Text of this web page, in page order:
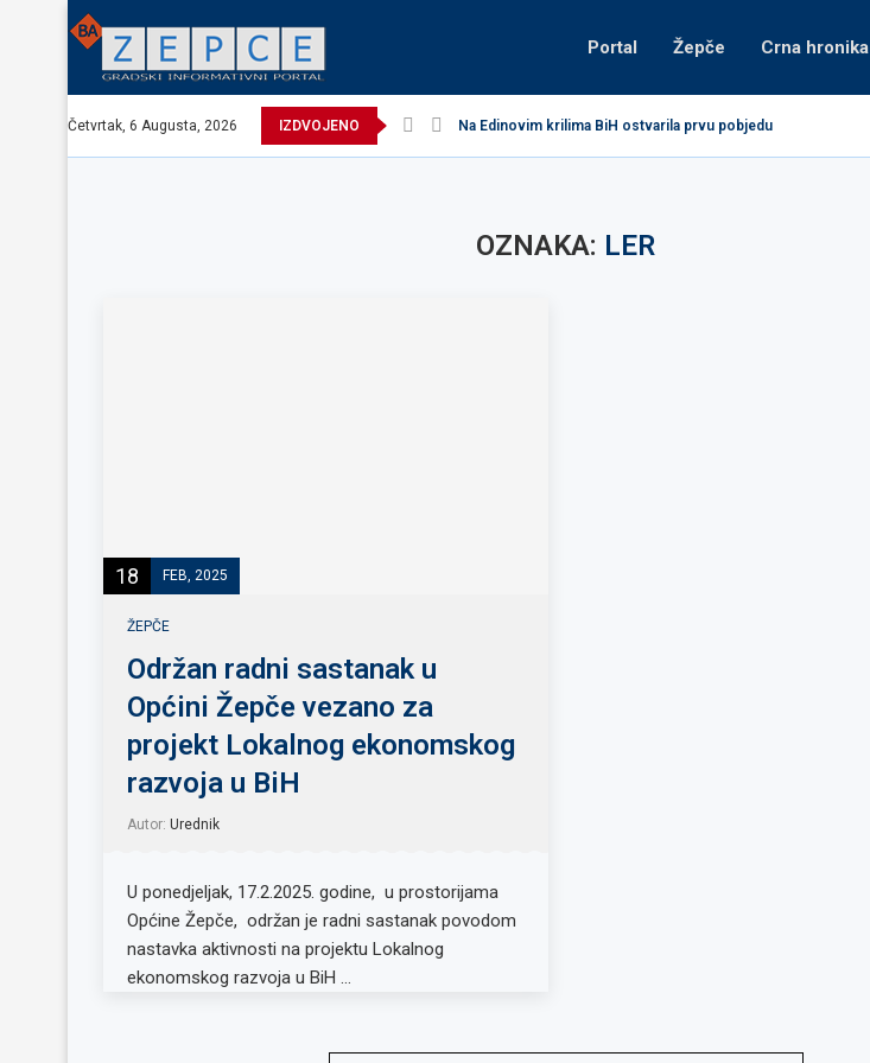
Portal Žepče Crna hronika
Četvrtak, 6 Augusta, 2026 IZDVOJENO Na Edinovim krilima BiH ostvarila prvu pobjedu
OZNAKA: LER
18 FEB, 2025
ŽEPČE
Održan radni sastanak u
Općini Žepče vezano za
projekt Lokalnog ekonomskog
razvoja u BiH
Autor: Urednik
U ponedjeljak, 17.2.2025. godine, u prostorijama
Općine Žepče, održan je radni sastanak povodom
nastavka aktivnosti na projektu Lokalnog
ekonomskog razvoja u BiH …